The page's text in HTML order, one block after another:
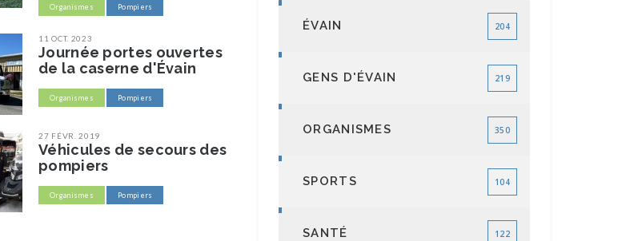
Organismes Pompiers
11 OCT. 2023
Journée portes ouvertes
de la caserne d'Évain
Organismes Pompiers
27 FÉVR. 2019
Véhicules de secours des
pompiers
Organismes Pompiers
ÉVAIN 204
GENS D'ÉVAIN 219
ORGANISMES 350
SPORTS 104
SANTÉ 122